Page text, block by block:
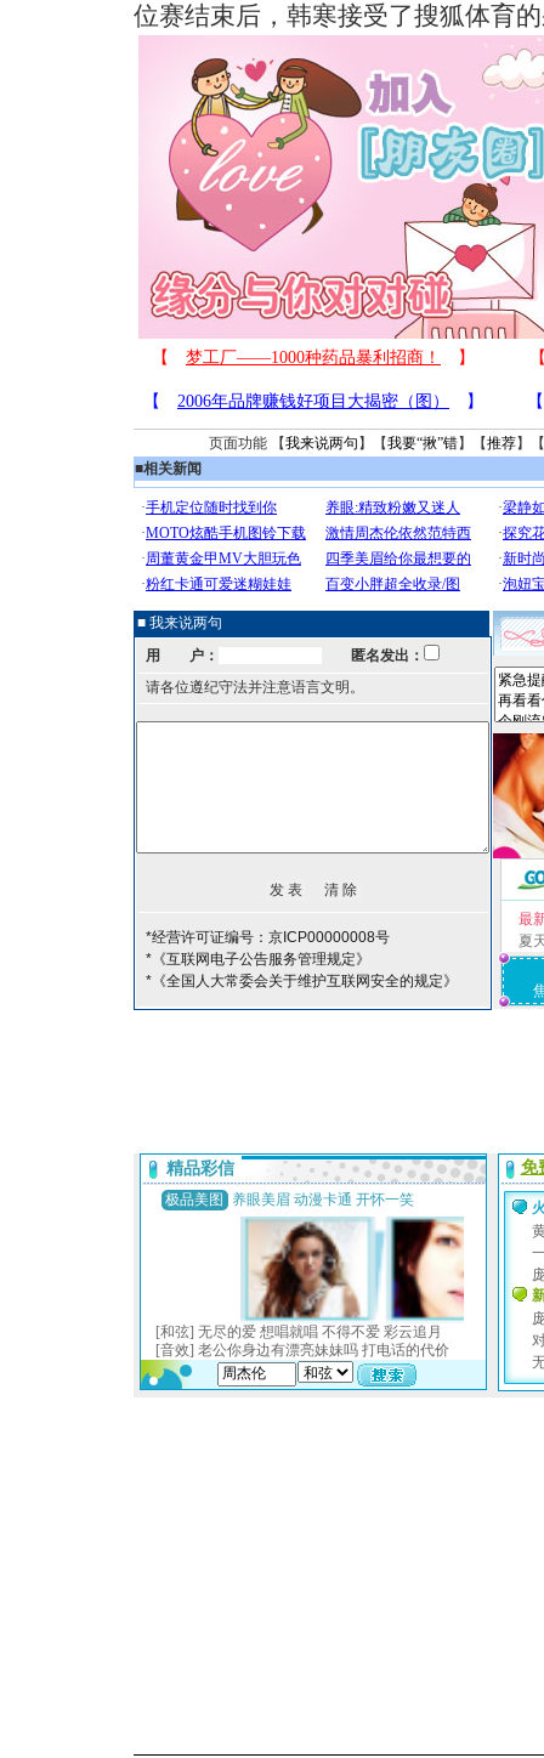
位赛结束后，韩寒接受了搜狐体育
页面功能 【我来说两句 】【我要“揪”错】【推荐】
■相关新闻
■ 我来说两句
用 户：
匿名发出：
请各位遵纪守法并注意语言文明。
*经营许可证编号：京ICP00000008号
*《互联网电子公告服务管理规定》
*《全国人大常委会关于维护互联网安全的规定》
最
夏